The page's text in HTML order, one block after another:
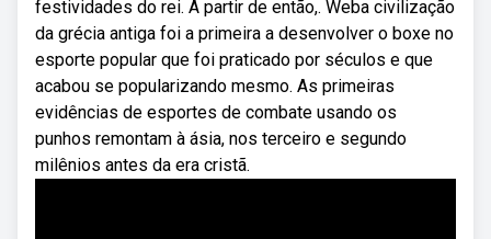
festividades do rei. A partir de então,. Weba civilização
da grécia antiga foi a primeira a desenvolver o boxe no
esporte popular que foi praticado por séculos e que
acabou se popularizando mesmo. As primeiras
evidências de esportes de combate usando os
punhos remontam à ásia, nos terceiro e segundo
milênios antes da era cristã.